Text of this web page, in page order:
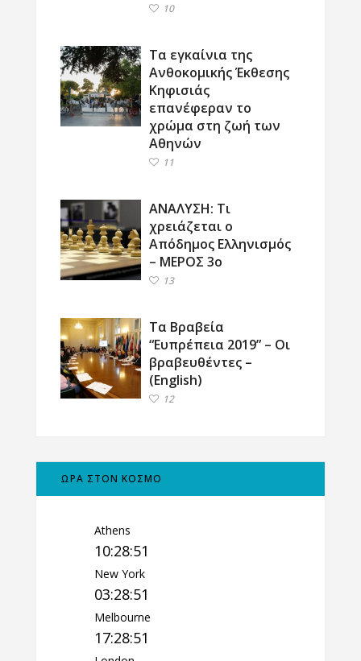
10
Τα εγκαίνια της
Ανθοκομικής Έκθεσης
Κηφισιάς
επανέφεραν το
χρώμα στη ζωή των
Αθηνών
11
ΑΝΑΛΥΣΗ: Τι
χρειάζεται ο
Απόδημος Ελληνισμός
– ΜΕΡΟΣ 3ο
13
Τα Βραβεία
“Ευπρέπεια 2019” – Οι
βραβευθέντες –
(English)
12
ΩΡΑ ΣΤΟΝ ΚΟΣΜΟ
Athens
10:28:52
New York
03:28:52
Melbourne
17:28:52